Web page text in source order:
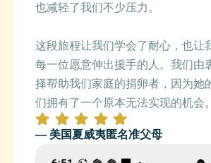
也减轻了我们不少压力。
这段旅程让我们学会了耐心，也让
每一位愿意伸出援手的人。我们由
择帮助我们家庭的捐卵者，因为她
们拥有了一个原本无法实现的机会。
— 美国夏威夷匿名准父母